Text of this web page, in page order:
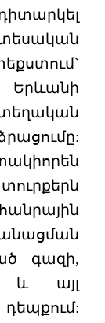
գազի,
և այլ